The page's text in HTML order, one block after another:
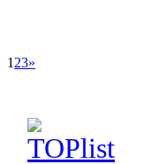
1 23»